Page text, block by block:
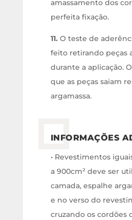
amassamento dos
perfeita fixação.
11. O teste de
feito retirando peças
durante a aplicação.
que as peças saiam
argamassa.
INFORMAÇÕES
• Revestimentos
a 900cm² deve ser
camada, espalhe
e no verso do
cruzando os cordões